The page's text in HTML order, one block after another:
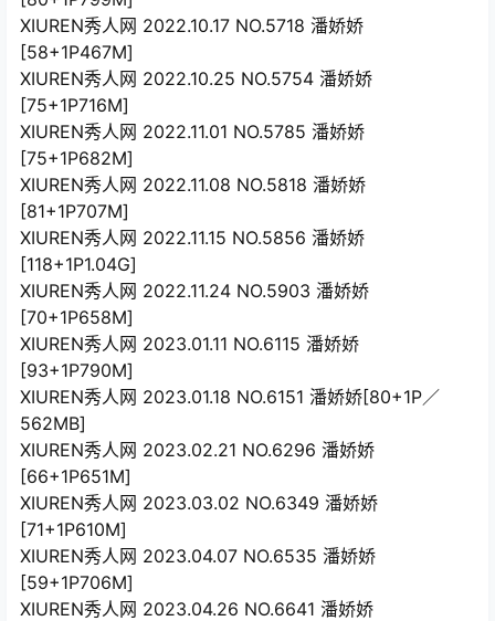
XIUREN秀人网 2022.10.17 NO.5718 潘娇娇
[58+1P467M]
XIUREN秀人网 2022.10.25 NO.5754 潘娇娇
[75+1P716M]
XIUREN秀人网 2022.11.01 NO.5785 潘娇娇
[75+1P682M]
XIUREN秀人网 2022.11.08 NO.5818 潘娇娇
[81+1P707M]
XIUREN秀人网 2022.11.15 NO.5856 潘娇娇
[118+1P1.04G]
XIUREN秀人网 2022.11.24 NO.5903 潘娇娇
[70+1P658M]
XIUREN秀人网 2023.01.11 NO.6115 潘娇娇
[93+1P790M]
XIUREN秀人网 2023.01.18 NO.6151 潘娇娇[80+1P／
562MB]
XIUREN秀人网 2023.02.21 NO.6296 潘娇娇
[66+1P651M]
XIUREN秀人网 2023.03.02 NO.6349 潘娇娇
[71+1P610M]
XIUREN秀人网 2023.04.07 NO.6535 潘娇娇
[59+1P706M]
XIUREN秀人网 2023.04.26 NO.6641 潘娇娇